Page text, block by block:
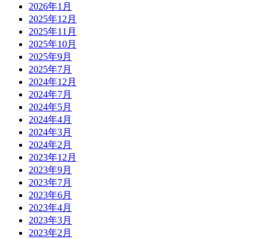
2026年1月
2025年12月
2025年11月
2025年10月
2025年9月
2025年7月
2024年12月
2024年7月
2024年5月
2024年4月
2024年3月
2024年2月
2023年12月
2023年9月
2023年7月
2023年6月
2023年4月
2023年3月
2023年2月